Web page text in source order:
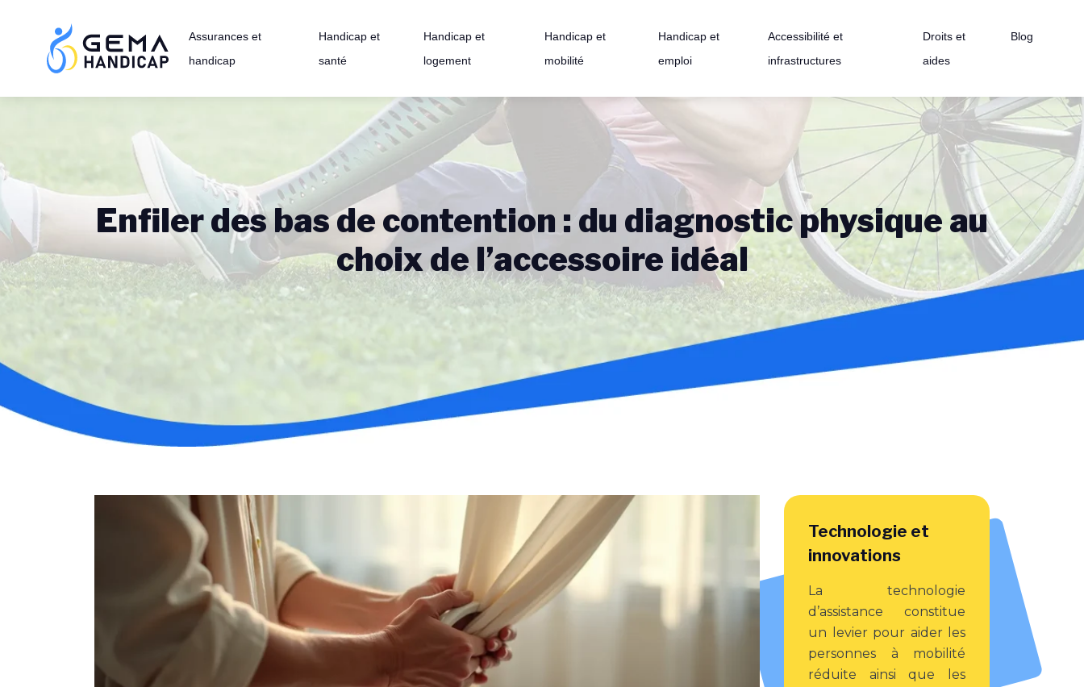
Assurances et
handicap
Handicap et
santé
Handicap et
logement
Handicap et
mobilité
Handicap et
emploi
Accessibilité et
infrastructures
Droits et
aides
Blog
Enfiler des bas de contention : du diagnostic physique au
choix de l’accessoire idéal
Technologie et
innovations
La technologie
d’assistance constitue
un levier pour aider les
personnes à mobilité
réduite ainsi que les